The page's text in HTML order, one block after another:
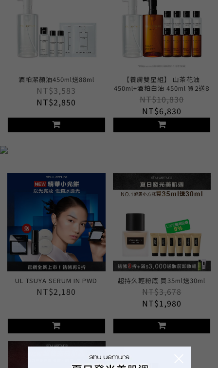
酒粕潔顏油450ml送88ml
NT$3,583
NT$2,850
【養膚雙星組】 山茶花油
450ml+酒粕白油 450ml 買2送8
NT$10,830
NT$6,830
UL TSUYA SERUM IN PWD
NT$2,180
超持久輕粉底 買35ml送30ml
NT$3,678
NT$1,980